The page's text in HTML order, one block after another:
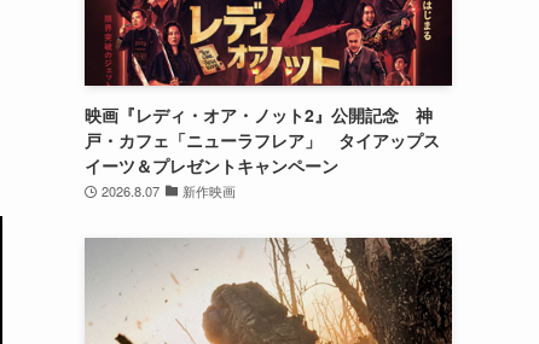
映画『レディ・オア・ノット2』公開記念 神
戸・カフェ「ニューラフレア」 タイアップス
イーツ＆プレゼントキャンペーン
2026.8.07 新作映画